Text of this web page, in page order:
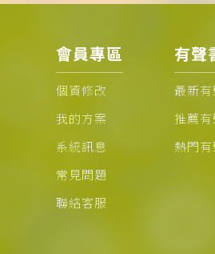
會員專區
個資修改
我的方案
系統訊息
常見問題
聯絡客服
有聲
最新
推薦
熱門